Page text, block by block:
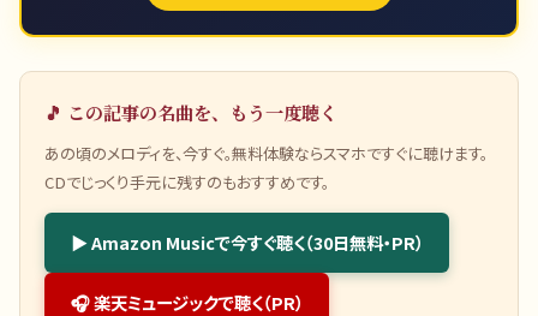
🎵 この記事の名曲を、もう一度聴く
あの頃のメロディを、今すぐ。無料体験ならスマホですぐに聴けます。
CDでじっくり手元に残すのもおすすめです。
▶ Amazon Musicで今すぐ聴く（30日無料・PR）
🎧 楽天ミュージックで聴く（PR）